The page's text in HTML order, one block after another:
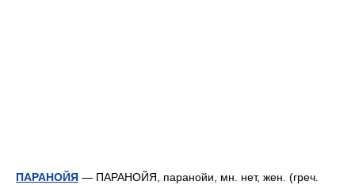
ПАРАНОЙЯ — ПАРАНОЙЯ, паранойи, мн. нет, жен. (греч.